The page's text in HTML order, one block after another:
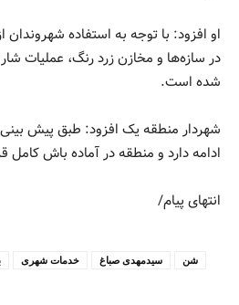
او افزود: با توجه به استفاده
شده است.
شهردار منطقه یک افزود: طبق پیش
ادامه دارد و منطقه در آماده باش کامل
انتهای پیام/
خدمات شهری سیدمهدی صباغ
شن